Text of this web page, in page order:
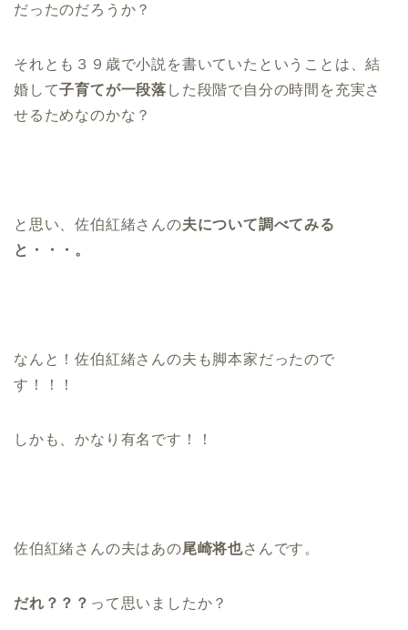
だったのだろうか？
それとも３９歳で小説を書いていたということは、結
婚して子育てが一段落 した段階で自分の時間を充実さ
せるためなのかな？
と思い、佐伯紅緒さんの夫について調べてみる
と・・・。
なんと！佐伯紅緒さんの夫も脚本家だったので
す！！！
しかも、かなり有名です！！
佐伯紅緒さんの夫はあの尾崎将也さんです。
だれ？？？ って思いましたか？